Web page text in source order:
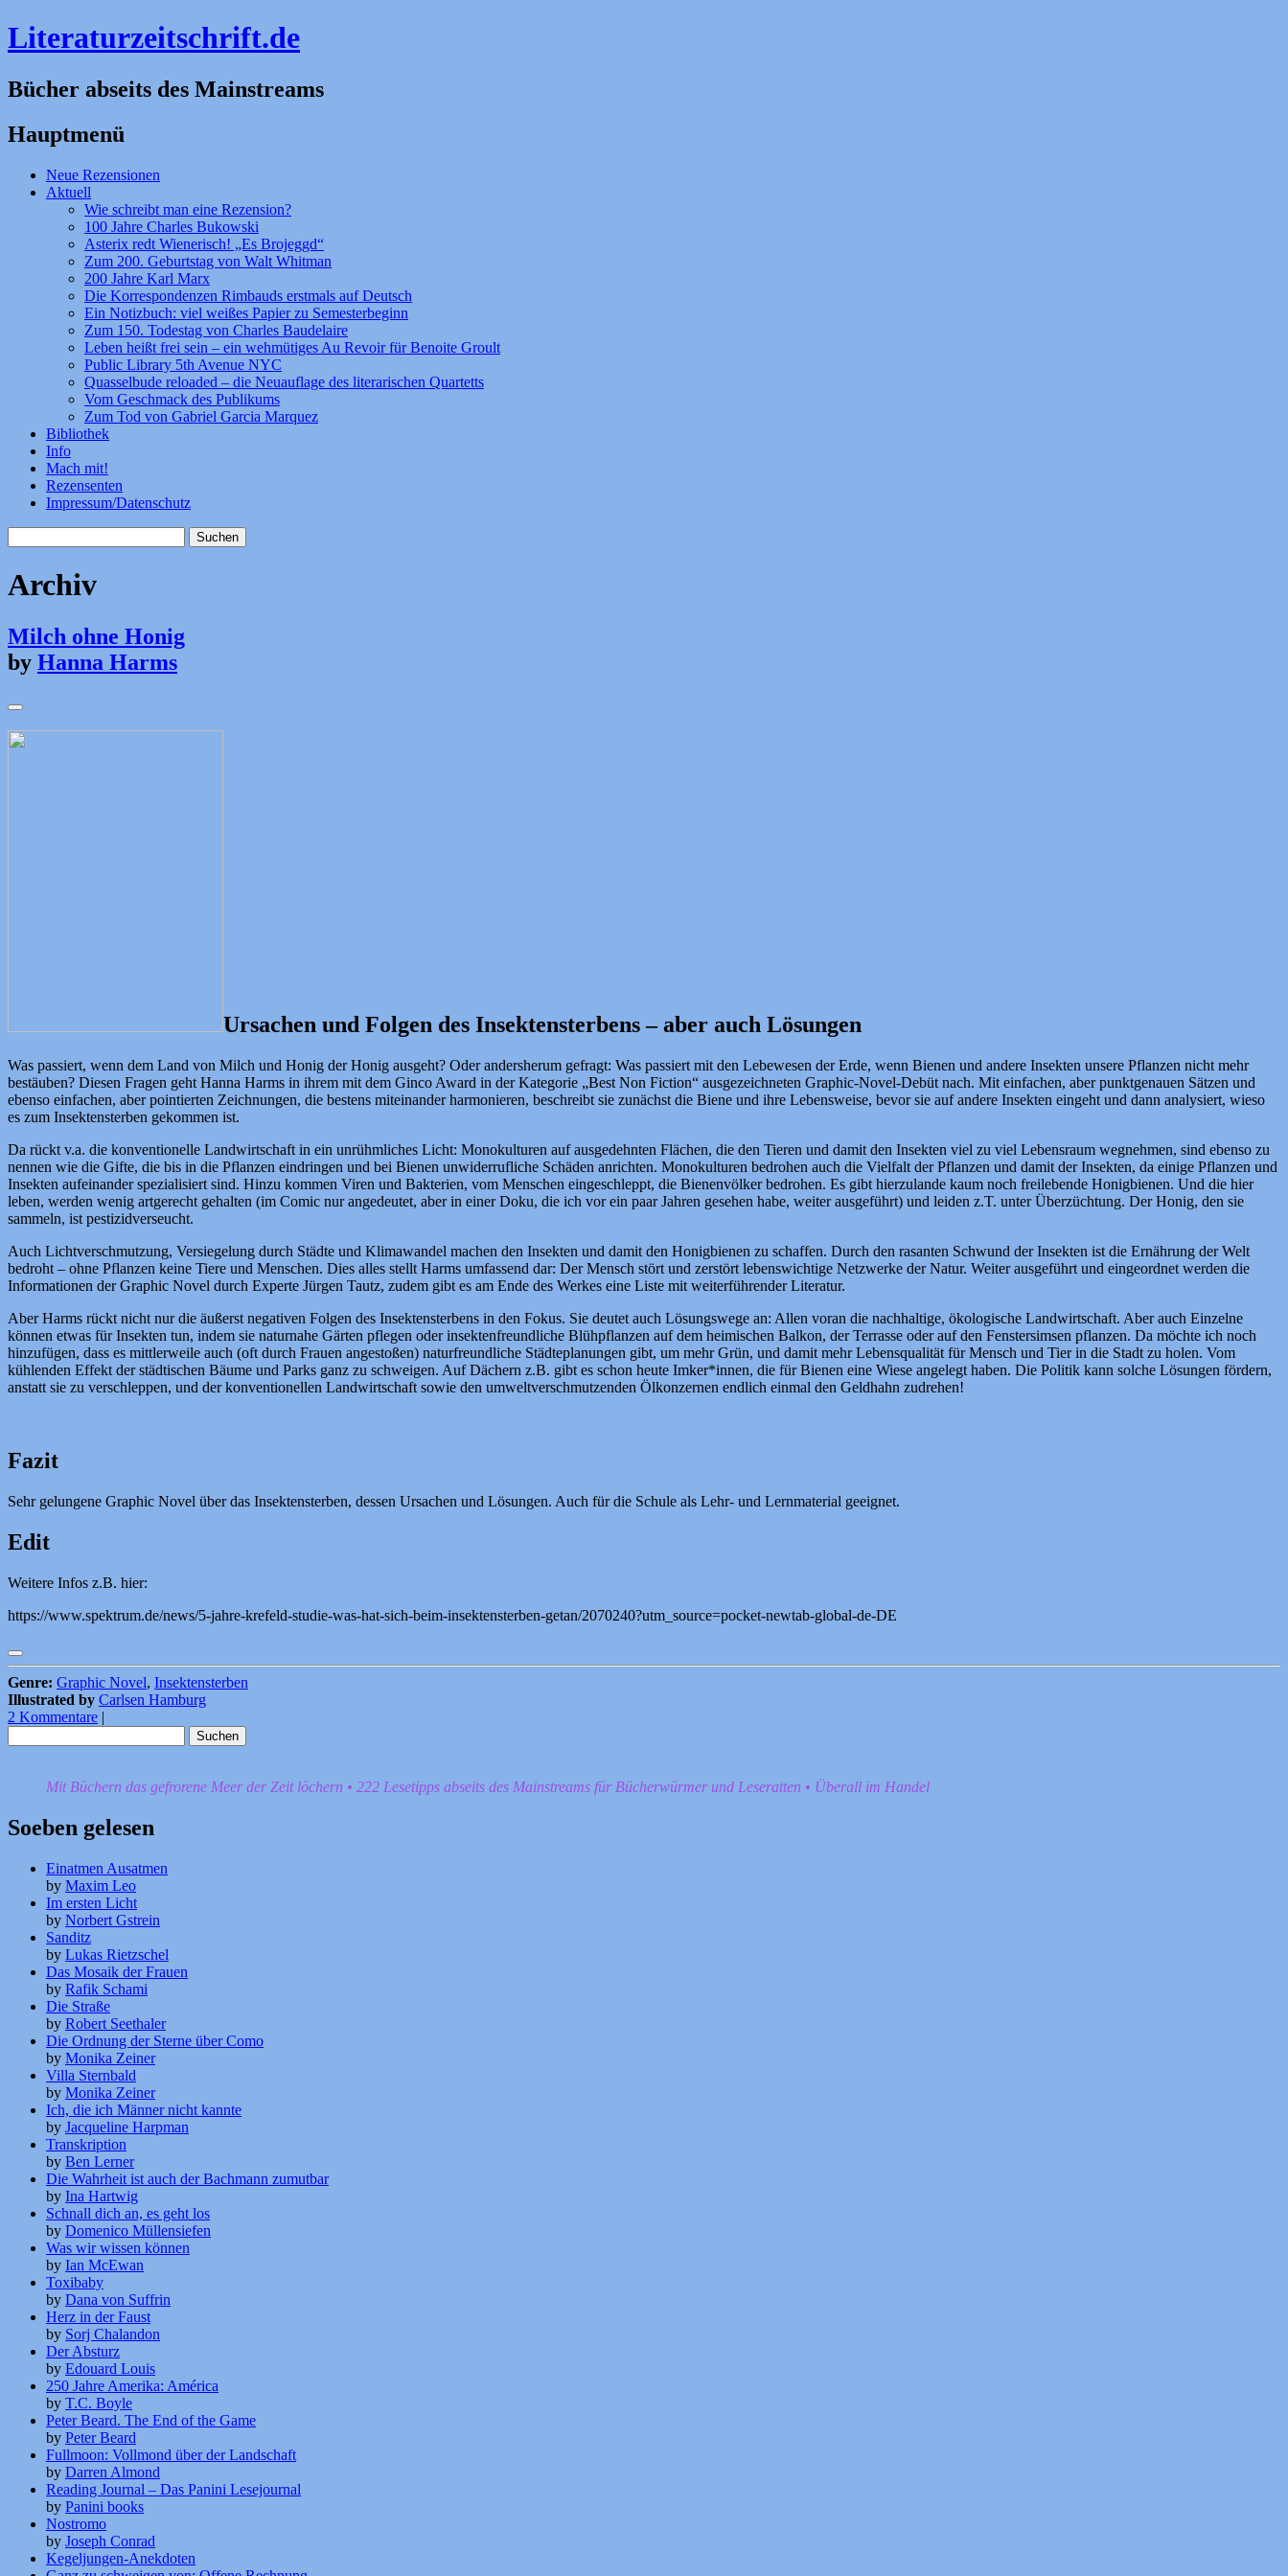
Literaturzeitschrift.de
Bücher abseits des Mainstreams
Hauptmenü
Zum
Inhalt
Neue Rezensionen
Aktuell
Wie schreibt man eine Rezension?
100 Jahre Charles Bukowski
Asterix redt Wienerisch! „Es Brojeggd“
Zum 200. Geburtstag von Walt Whitman
200 Jahre Karl Marx
Die Korrespondenzen Rimbauds erstmals auf Deutsch
Ein Notizbuch: viel weißes Papier zu Semesterbeginn
Zum 150. Todestag von Charles Baudelaire
Leben heißt frei sein – ein wehmütiges Au Revoir für Benoite Groult
Public Library 5th Avenue NYC
Quasselbude reloaded – die Neuauflage des literarischen Quartetts
Vom Geschmack des Publikums
Zum Tod von Gabriel Garcia Marquez
Bibliothek
Info
Mach mit!
Rezensenten
Impressum/Datenschutz
nach:
Archiv
Milch ohne Honig
by Hanna Harms
Ursachen und Folgen des Insektensterbens – aber auch Lösungen
Was passiert, wenn dem Land von Milch und Honig der Honig ausgeht? Oder andersherum gefragt: Was passiert mit den Lebewesen der Erde, wenn Bienen und andere Insekten unsere Pflanzen nicht mehr
bestäuben? Diesen Fragen geht Hanna Harms in ihrem mit dem Ginco Award in der Kategorie „Best Non Fiction“ ausgezeichneten Graphic-Novel-Debüt nach. Mit einfachen, aber punktgenauen Sätzen und
ebenso einfachen, aber pointierten Zeichnungen, die bestens miteinander harmonieren, beschreibt sie zunächst die Biene und ihre Lebensweise, bevor sie auf andere Insekten eingeht und dann analysiert, wieso
es zum Insektensterben gekommen ist.
Da rückt v.a. die konventionelle Landwirtschaft in ein unrühmliches Licht: Monokulturen auf ausgedehnten Flächen, die den Tieren und damit den Insekten viel zu viel Lebensraum wegnehmen, sind ebenso zu
nennen wie die Gifte, die bis in die Pflanzen eindringen und bei Bienen unwiderrufliche Schäden anrichten. Monokulturen bedrohen auch die Vielfalt der Pflanzen und damit der Insekten, da einige Pflanzen und
Insekten aufeinander spezialisiert sind. Hinzu kommen Viren und Bakterien, vom Menschen eingeschleppt, die Bienenvölker bedrohen. Es gibt hierzulande kaum noch freilebende Honigbienen. Und die hier
leben, werden wenig artgerecht gehalten (im Comic nur angedeutet, aber in einer Doku, die ich vor ein paar Jahren gesehen habe, weiter ausgeführt) und leiden z.T. unter Überzüchtung. Der Honig, den sie
sammeln, ist pestizidverseucht.
Auch Lichtverschmutzung, Versiegelung durch Städte und Klimawandel machen den Insekten und damit den Honigbienen zu schaffen. Durch den rasanten Schwund der Insekten ist die Ernährung der Welt
bedroht – ohne Pflanzen keine Tiere und Menschen. Dies alles stellt Harms umfassend dar: Der Mensch stört und zerstört lebenswichtige Netzwerke der Natur. Weiter ausgeführt und eingeordnet werden die
Informationen der Graphic Novel durch Experte Jürgen Tautz, zudem gibt es am Ende des Werkes eine Liste mit weiterführender Literatur.
Aber Harms rückt nicht nur die äußerst negativen Folgen des Insektensterbens in den Fokus. Sie deutet auch Lösungswege an: Allen voran die nachhaltige, ökologische Landwirtschaft. Aber auch Einzelne
können etwas für Insekten tun, indem sie naturnahe Gärten pflegen oder insektenfreundliche Blühpflanzen auf dem heimischen Balkon, der Terrasse oder auf den Fenstersimsen pflanzen. Da möchte ich noch
hinzufügen, dass es mittlerweile auch (oft durch Frauen angestoßen) naturfreundliche Städteplanungen gibt, um mehr Grün, und damit mehr Lebensqualität für Mensch und Tier in die Stadt zu holen. Vom
kühlenden Effekt der städtischen Bäume und Parks ganz zu schweigen. Auf Dächern z.B. gibt es schon heute Imker*innen, die für Bienen eine Wiese angelegt haben. Die Politik kann solche Lösungen fördern,
anstatt sie zu verschleppen, und der konventionellen Landwirtschaft sowie den umweltverschmutzenden Ölkonzernen endlich einmal den Geldhahn zudrehen!
Fazit
Sehr gelungene Graphic Novel über das Insektensterben, dessen Ursachen und Lösungen. Auch für die Schule als Lehr- und Lernmaterial geeignet.
Edit
Weitere Infos z.B. hier:
https://www.spektrum.de/news/5-jahre-krefeld-studie-was-hat-sich-beim-insektensterben-getan/2070240?utm_source=pocket-newtab-global-de-DE
Genre: Graphic Novel, Insektensterben
Illustrated by Carlsen Hamburg
2 Kommentare |
nach:
Mit Büchern das gefrorene Meer der Zeit löchern • 222 Lesetipps abseits des Mainstreams für Bücherwürmer und Leseratten • Überall im Handel
Soeben gelesen
Einatmen Ausatmen
by Maxim Leo
Im ersten Licht
by Norbert Gstrein
Sanditz
by Lukas Rietzschel
Das Mosaik der Frauen
by Rafik Schami
Die Straße
by Robert Seethaler
Die Ordnung der Sterne über Como
by Monika Zeiner
Villa Sternbald
by Monika Zeiner
Ich, die ich Männer nicht kannte
by Jacqueline Harpman
Transkription
by Ben Lerner
Die Wahrheit ist auch der Bachmann zumutbar
by Ina Hartwig
Schnall dich an, es geht los
by Domenico Müllensiefen
Was wir wissen können
by Ian McEwan
Toxibaby
by Dana von Suffrin
Herz in der Faust
by Sorj Chalandon
Der Absturz
by Edouard Louis
250 Jahre Amerika: América
by T.C. Boyle
Peter Beard. The End of the Game
by Peter Beard
Fullmoon: Vollmond über der Landschaft
by Darren Almond
Reading Journal – Das Panini Lesejournal
by Panini books
Nostromo
by Joseph Conrad
Kegeljungen-Anekdoten